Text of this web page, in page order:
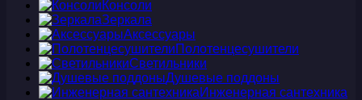
Консоли
Зеркала
Аксессуары
Полотенцесушители
Светильники
Душевые поддоны
Инженерная сантехника